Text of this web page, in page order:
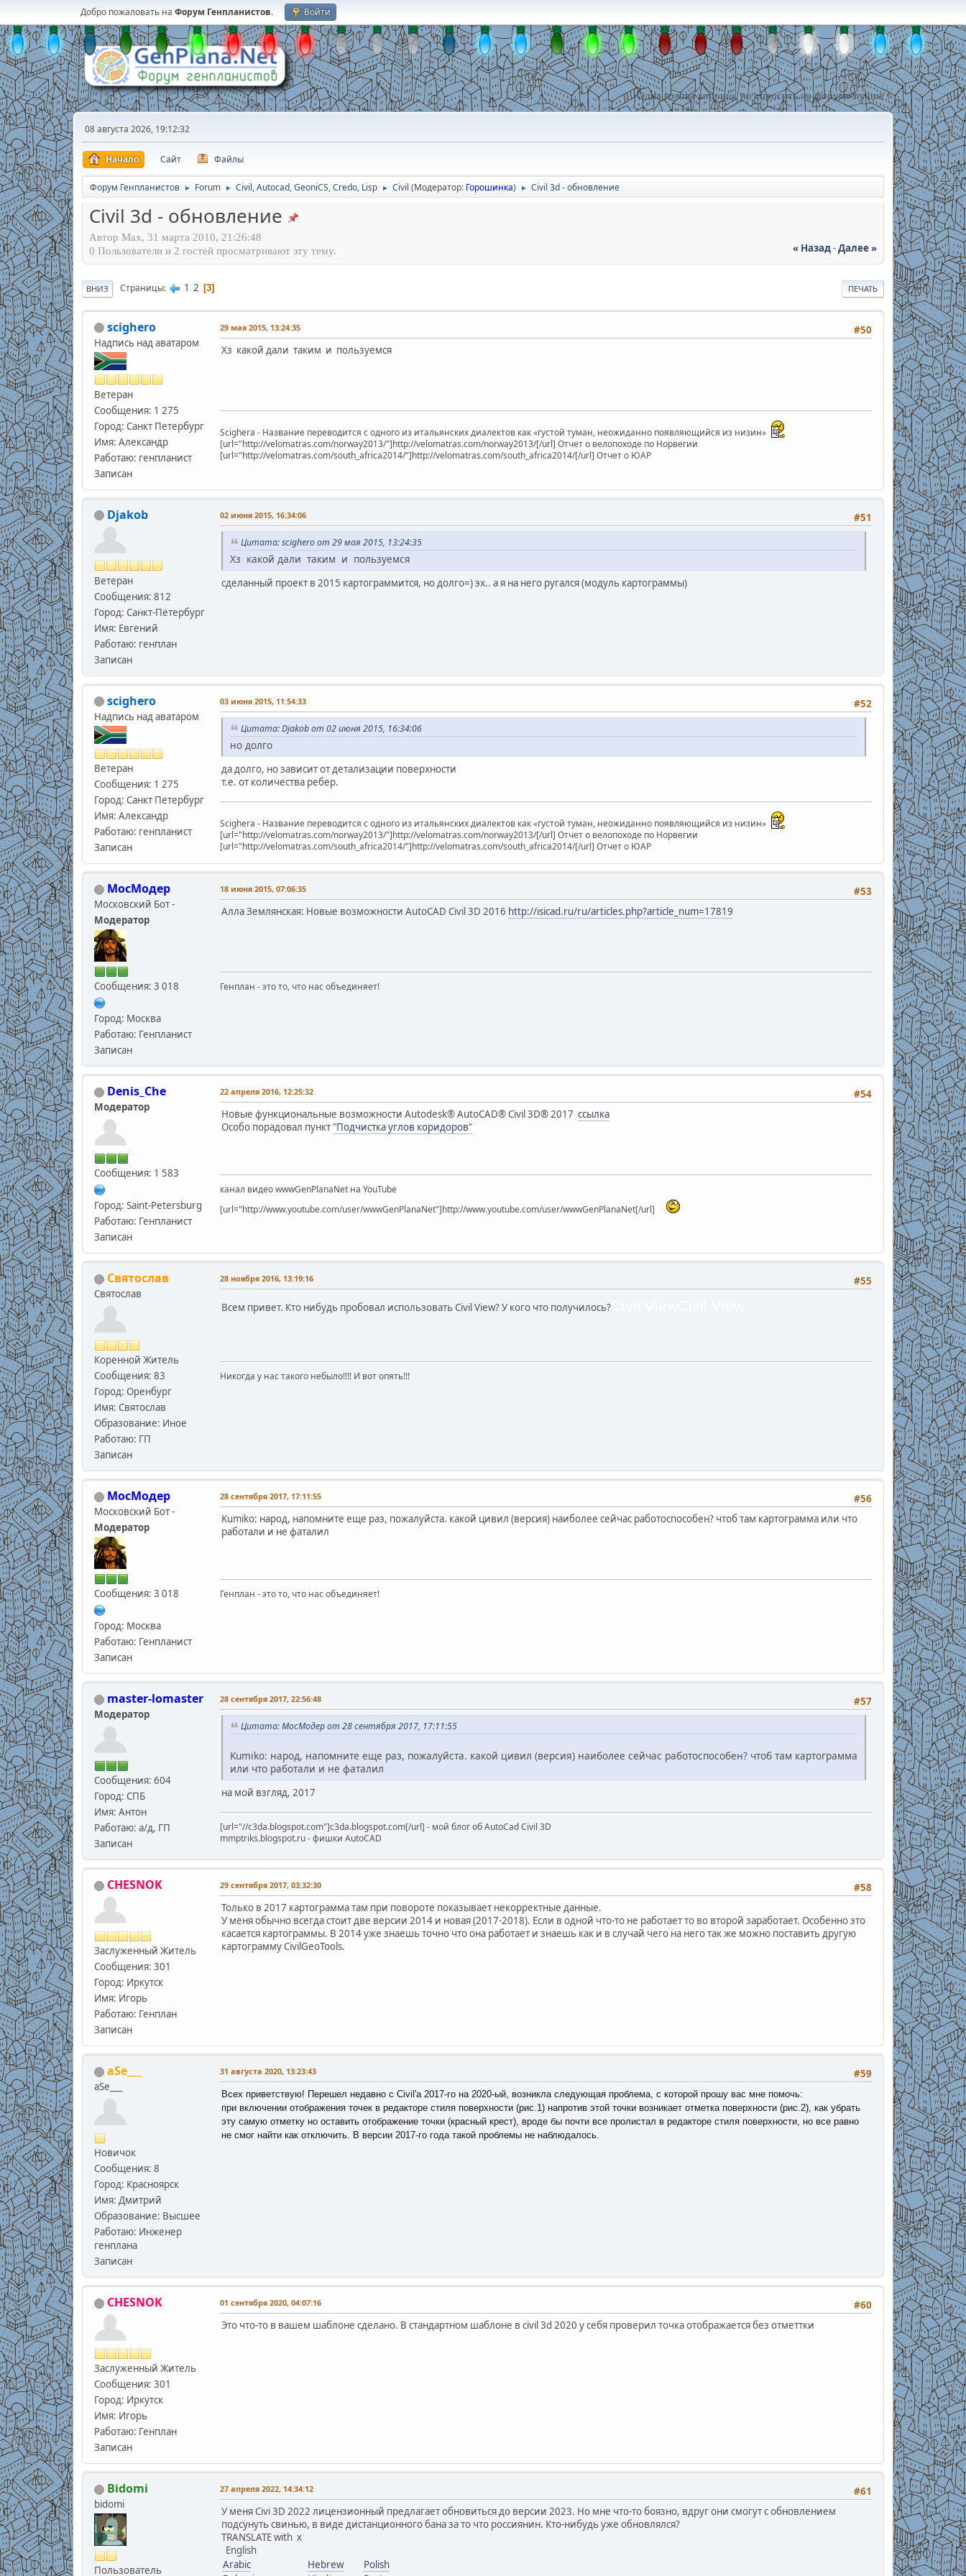
Добро пожаловать на Форум Генпланистов. Войти
Одна голова хорошо, но спросить на форуме лучше !
08 августа 2026, 19:12:32
Начало Сайт Файлы
Форум Генпланистов ► Forum ► Civil, Autocad, GeoniCS, Credo, Lisp ► Civil (Модератор: Горошинка) ► Civil 3d - обновление
Civil 3d - обновление
Автор Max, 31 марта 2010, 21:26:48
« Назад-Далее »
0 Пользователи и 2 гостей просматривают эту тему.
ПЕЧАТЬ
ВНИЗ Страницы 1 2 3
scighero
Надпись над аватаром
Ветеран
Сообщения: 1 275
Город: Санкт Петербург
Имя: Александр
Работаю: генпланист
Записан
#50
29 мая 2015, 13:24:35
Хз какой дали таким и пользуемся
Scighera - Название переводится с одного из итальянских диалектов как «густой туман, неожиданно появляющийся из низин»
[url="http://velomatras.com/norway2013/"]http://velomatras.com/norway2013/[/url] Отчет о велопоходе по Норвегии
[url="http://velomatras.com/south_africa2014/"]http://velomatras.com/south_africa2014/[/url] Отчет о ЮАР
Djakob
Ветеран
Сообщения: 812
Город: Санкт-Петербург
Имя: Евгений
Работаю: генплан
Записан
#51
02 июня 2015, 16:34:06
Цитата: scighero от 29 мая 2015, 13:24:35
Хз какой дали таким и пользуемся
сделанный проект в 2015 картограммится, но долго=) эх.. а я на него ругался (модуль картограммы)
scighero
Надпись над аватаром
Ветеран
Сообщения: 1 275
Город: Санкт Петербург
Имя: Александр
Работаю: генпланист
Записан
#52
03 июня 2015, 11:54:33
Цитата: Djakob от 02 июня 2015, 16:34:06
но долго
да долго, но зависит от детализации поверхности
т.е. от количества ребер.
Scighera - Название переводится с одного из итальянских диалектов как «густой туман, неожиданно появляющийся из низин»
[url="http://velomatras.com/norway2013/"]http://velomatras.com/norway2013/[/url] Отчет о велопоходе по Норвегии
[url="http://velomatras.com/south_africa2014/"]http://velomatras.com/south_africa2014/[/url] Отчет о ЮАР
МосМодер
Московский Бот -
Модератор
Сообщения: 3 018
Город: Москва
Работаю: Генпланист
Записан
#53
18 июня 2015, 07:06:35
Алла Землянская: Новые возможности AutoCAD Civil 3D 2016 http://isicad.ru/ru/articles.php?article_num=17819
Генплан - это то, что нас объединяет!
Denis_Che
Модератор
Сообщения: 1 583
Город: Saint-Petersburg
Работаю: Генпланист
Записан
#54
22 апреля 2016, 12:25:32
Новые функциональные возможности Autodesk® AutoCAD® Civil 3D® 2017 ссылка
Особо порадовал пункт "Подчистка углов коридоров"
канал видео wwwGenPlanaNet на YouTube
[url="http://www.youtube.com/user/wwwGenPlanaNet"]http://www.youtube.com/user/wwwGenPlanaNet[/url]
Святослав
Святослав
Коренной Житель
Сообщения: 83
Город: Оренбург
Имя: Святослав
Образование: Иное
Работаю: ГП
Записан
#55
28 ноября 2016, 13:19:16
Всем привет. Кто нибудь пробовал использовать Civil View? У кого что получилось?Civil ViewCivil View
Никогда у нас такого небыло!!!! И вот опять!!!
МосМодер
Московский Бот -
Модератор
Сообщения: 3 018
Город: Москва
Работаю: Генпланист
Записан
#56
28 сентября 2017, 17:11:55
Kumiko: народ, напомните еще раз, пожалуйста. какой цивил (версия) наиболее сейчас работоспособен? чтоб там картограмма или что
работали и не фаталил
Генплан - это то, что нас объединяет!
master-lomaster
Модератор
Сообщения: 604
Город: СПБ
Имя: Антон
Работаю: а/д, ГП
Записан
#57
28 сентября 2017, 22:56:48
Цитата: МосМодер от 28 сентября 2017, 17:11:55
Kumiko: народ, напомните еще раз, пожалуйста. какой цивил (версия) наиболее сейчас работоспособен? чтоб там картограмма
или что работали и не фаталил
на мой взгляд, 2017
[url="//c3da.blogspot.com"]c3da.blogspot.com[/url] - мой блог об AutoCad Civil 3D
mmptriks.blogspot.ru - фишки AutoCAD
CHESNOK
Заслуженный Житель
Сообщения: 301
Город: Иркутск
Имя: Игорь
Работаю: Генплан
Записан
#58
29 сентября 2017, 03:32:30
Только в 2017 картограмма там при повороте показывает некорректные данные.
У меня обычно всегда стоит две версии 2014 и новая (2017-2018). Если в одной что-то не работает то во второй заработает. Особенно это
касается картограммы. В 2014 уже знаешь точно что она работает и знаешь как и в случай чего на него так же можно поставить другую
картограмму CivilGeoTools.
aSe___
aSe___
Новичок
Сообщения: 8
Город: Красноярск
Имя: Дмитрий
Образование: Высшее
Работаю: Инженер
генплана
Записан
#59
31 августа 2020, 13:23:43
Всех приветствую! Перешел недавно с Civil'а 2017-го на 2020-ый, возникла следующая проблема, с которой прошу вас мне помочь:
при включении отображения точек в редакторе стиля поверхности (рис.1) напротив этой точки возникает отметка поверхности (рис.2), как убрать
эту самую отметку но оставить отображение точки (красный крест), вроде бы почти все пролистал в редакторе стиля поверхности, но все равно
не смог найти как отключить. В версии 2017-го года такой проблемы не наблюдалось.
CHESNOK
Заслуженный Житель
Сообщения: 301
Город: Иркутск
Имя: Игорь
Работаю: Генплан
Записан
#60
01 сентября 2020, 04:07:16
Это что-то в вашем шаблоне сделано. В стандартном шаблоне в civil 3d 2020 у себя проверил точка отображается без отметтки
Bidomi
bidomi
Пользователь
#61
27 апреля 2022, 14:34:12
У меня Civi 3D 2022 лицензионный предлагает обновиться до версии 2023. Но мне что-то боязно, вдруг они смогут с обновлением
подсунуть свинью, в виде дистанционного бана за то что россиянин. Кто-нибудь уже обновлялся?
TRANSLATE with x
English
Arabic
Hebrew
Polish